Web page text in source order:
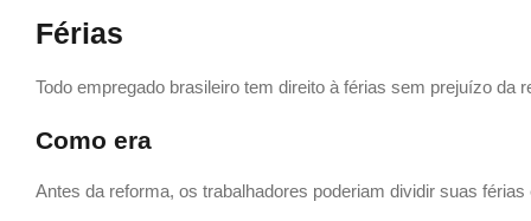
Férias
Todo empregado brasileiro tem direito à férias sem prejuízo
Como era
Antes da reforma, os trabalhadores poderiam dividir suas